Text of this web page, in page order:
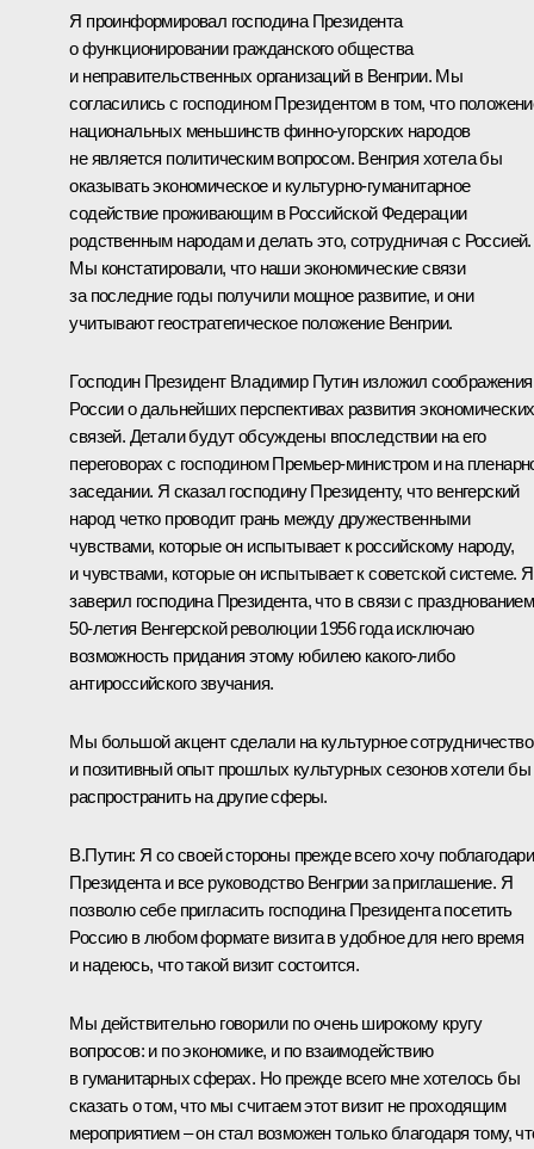
Я проинформировал господина Президента
о функционировании гражданского общества
и неправительственных организаций в Венгрии. Мы
согласились с господином Президентом в том, что
национальных меньшинств финно-угорских народов
не является политическим вопросом. Венгрия хотела бы
оказывать экономическое и культурно-гуманитарное
содействие проживающим в Российской Федерации
родственным народам и делать это, сотрудничая с Россией.
Мы констатировали, что наши экономические связи
за последние годы получили мощное развитие, и они
учитывают геостратегическое положение Венгрии.
Господин Президент Владимир Путин изложил соображения
России о дальнейших перспективах развития экономических
связей. Детали будут обсуждены впоследствии на его
переговорах с господином Премьер-министром и на
заседании. Я сказал господину Президенту, что венгерский
народ четко проводит грань между дружественными
чувствами, которые он испытывает к российскому народу,
и чувствами, которые он испытывает к советской системе. Я
заверил господина Президента, что в связи с празднованием
50-летия Венгерской революции 1956 года исключаю
возможность придания этому юбилею какого‑либо
антироссийского звучания.
Мы большой акцент сделали на культурное сотрудничество
и позитивный опыт прошлых культурных сезонов хотели бы
распространить на другие сферы.
В.Путин: Я со своей стороны прежде всего хочу
Президента и все руководство Венгрии за приглашение. Я
позволю себе пригласить господина Президента посетить
Россию в любом формате визита в удобное для него время
и надеюсь, что такой визит состоится.
Мы действительно говорили по очень широкому кругу
вопросов: и по экономике, и по взаимодействию
в гуманитарных сферах. Но прежде всего мне хотелось бы
сказать о том, что мы считаем этот визит не проходящим
мероприятием – он стал возможен только благодаря тому,